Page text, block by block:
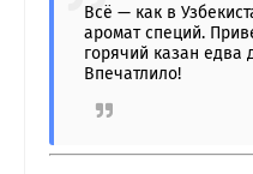
Всё — как в
аромат специй.
горячий казан едва
Впечатлило!